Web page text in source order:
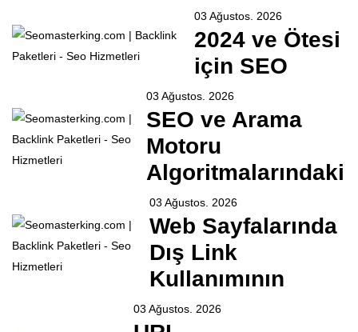
03 Ağustos. 2026
2024 ve Ötesi
için SEO
03 Ağustos. 2026
SEO ve Arama
Motoru
Algoritmalarındaki
03 Ağustos. 2026
Web Sayfalarında
Dış Link
Kullanımının
03 Ağustos. 2026